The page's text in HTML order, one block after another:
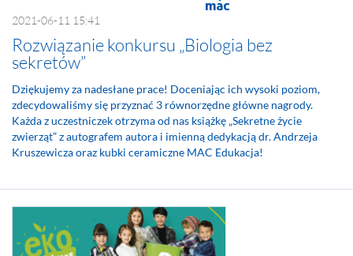
2021-06-11 15:41
Rozwiązanie konkursu „Biologia bez
sekretów”
Dziękujemy za nadesłane prace! Doceniając ich wysoki poziom,
zdecydowaliśmy się przyznać 3 równorzędne główne nagrody.
Każda z uczestniczek otrzyma od nas książkę „Sekretne życie
zwierząt” z autografem autora i imienną dedykacją dr. Andrzeja
Kruszewicza oraz kubki ceramiczne MAC Edukacja!